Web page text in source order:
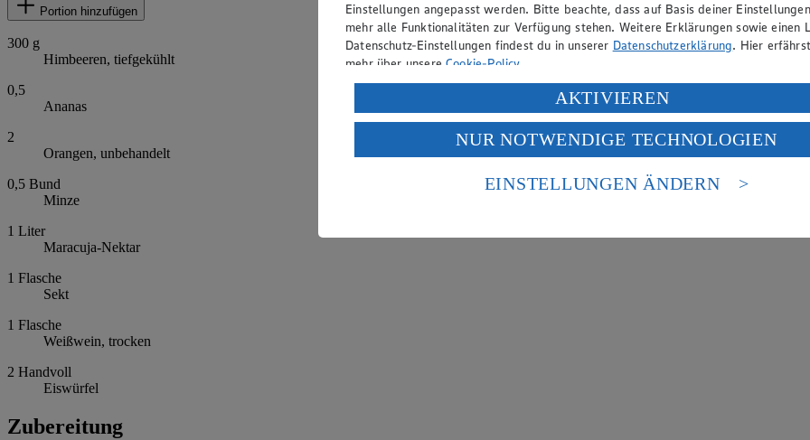
Portion hinzufügen
300 g
Himbeeren, tiefgekühlt
0,5
Ananas
2
Orangen, unbehandelt
0,5 Bund
Minze
1 Liter
Maracuja-Nektar
1 Flasche
Sekt
1 Flasche
Weißwein, trocken
2 Handvoll
Eiswürfel
Zubereitung
Einstellungen angepasst werden. Bitte beachte, dass auf Basis deiner
mehr alle Funktionalitäten zur Verfügung stehen. Weitere Erklärungen sowie einen
Datenschutz-Einstellungen findest du in unserer Datenschutzerklärung. Hier
mehr über unsereCookie-Policy.
Verarbeitung deiner personenbezogenen Daten in den USA durch Facebook und
Wenn du auf „Aktivieren“ klickst, willigst du im Sinne des Art. 49 Abs. 1 Satz 1 lit.
ein, dass deine Daten in den USA verarbeitet werden. Der EuGH sieht die USA als
einem nach europäischen Standards nicht angemessenen Datenschutzniveau an. Es
Risiko eines Zugriffs durch US-amerikanische Behörden.
AKTIVIEREN
NUR NOTWENDIGE TECHNOLOGIEN
EINSTELLUNGEN ÄNDERN